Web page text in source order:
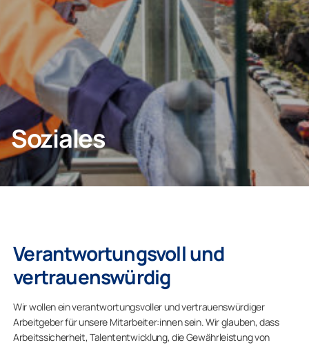
Privatkunden
Geschäftskunden
Soziales
Verantwortungsvoll und
vertrauenswürdig
Wir wollen ein verantwortungsvoller und vertrauenswürdiger
Arbeitgeber für unsere Mitarbeiter:innen sein. Wir glauben, dass
Arbeitssicherheit, Talententwicklung, die Gewährleistung von